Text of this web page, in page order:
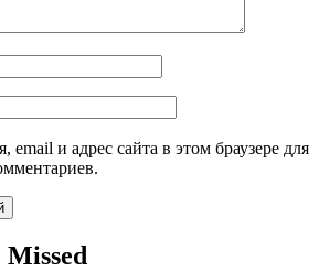
email и адрес сайта в этом браузере для